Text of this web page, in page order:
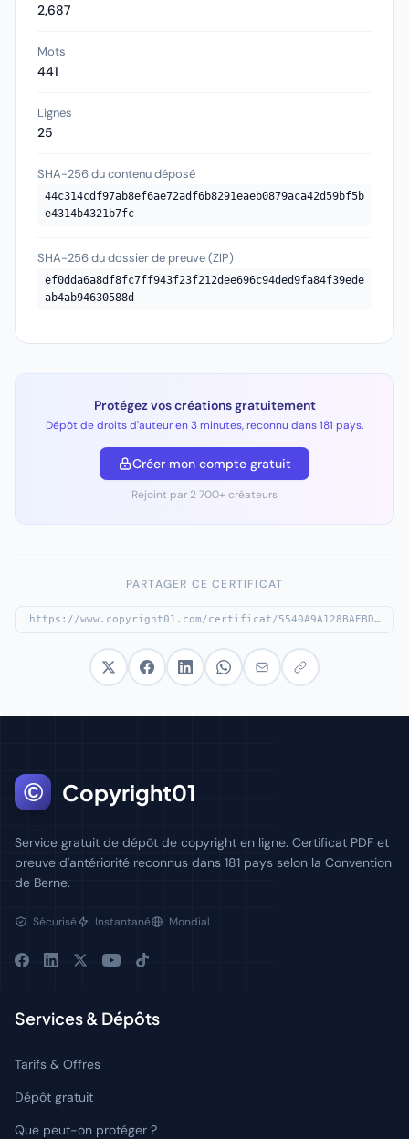
2,687
Mots
441
Lignes
25
SHA-256 du contenu déposé
44c314cdf97ab8ef6ae72adf6b8291eaeb0879aca42d59bf5b
e4314b4321b7fc
SHA-256 du dossier de preuve (ZIP)
ef0dda6a8df8fc7ff943f23f212dee696c94ded9fa84f39ede
ab4ab94630588d
Protégez vos créations gratuitement
Dépôt de droits d'auteur en 3 minutes, reconnu dans 181 pays.
Créer mon compte gratuit
Rejoint par 2 700+ créateurs
PARTAGER CE CERTIFICAT
© Copyright01
Service gratuit de dépôt de copyright en ligne. Certificat PDF et
preuve d'antériorité reconnus dans 181 pays selon la Convention
de Berne.
Sécurisé Instantané Mondial
Services & Dépôts
Tarifs & Offres
Dépôt gratuit
Que peut-on protéger ?